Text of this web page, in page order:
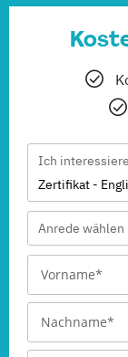
Ich
Zertifikat -
Anrede wählen